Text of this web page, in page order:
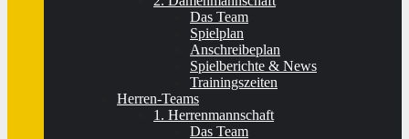
Das Team
Spielplan
Anschreibeplan
Spielberichte & News
Trainingszeiten
Herren-Teams
1. Herrenmannschaft
Das Team